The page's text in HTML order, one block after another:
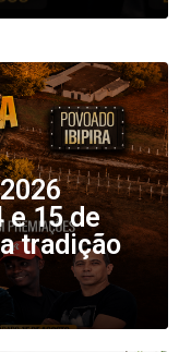
e 15 de
tradição